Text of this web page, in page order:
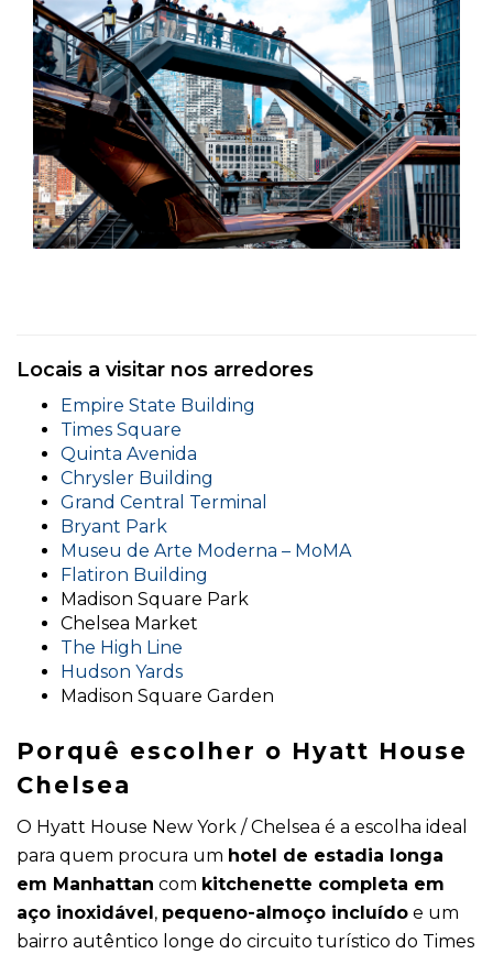
Locais a visitar nos arredores
Empire State Building
Times Square
Quinta Avenida
Chrysler Building
Grand Central Terminal
Bryant Park
Museu de Arte Moderna – MoMA
Flatiron Building
Madison Square Park
Chelsea Market
The High Line
Hudson Yards
Madison Square Garden
Porquê escolher o Hyatt House
Chelsea
O Hyatt House New York / Chelsea é a escolha ideal
para quem procura um hotel de estadia longa
em Manhattan com kitchenette completa em
aço inoxidável , pequeno-almoço incluído e um
bairro autêntico longe do circuito turístico do Times